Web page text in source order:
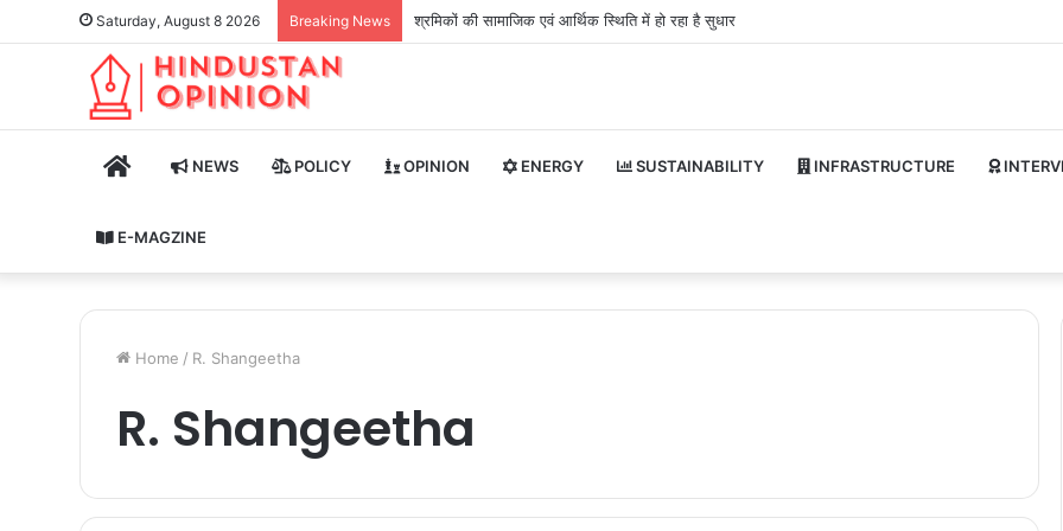
Saturday, August 8 2026 Breaking News श्रमिकों की सामाजिक एवं आर्थिक स्थिति में हो रहा है सुधार
HOME NEWS POLICY OPINION ENERGY SUSTAINABILITY INFRASTRUCTURE
E-MAGZINE
Home / R. Shangeetha
R. Shangeetha